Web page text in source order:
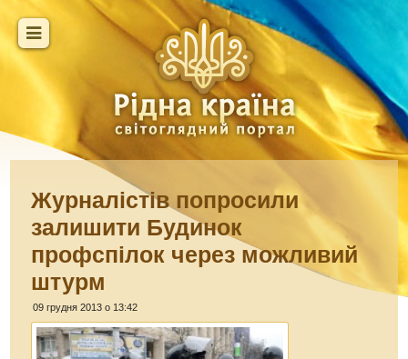
Журналістів попросили
залишити Будинок
профспілок через можливий
штурм
09 грудня 2013 о 13:42